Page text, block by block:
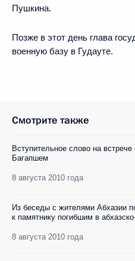
Пушкина.
Позже в этот день глава
военную базу в Гудауте.
Смотрите также
Вступительное слово на
Багапшем
8 августа 2010 года
Из беседы с жителями Абхазии
к памятнику погибшим в
8 августа 2010 года